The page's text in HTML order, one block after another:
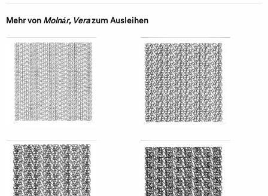
Mehr vonMolnár, Verazum Ausleihen